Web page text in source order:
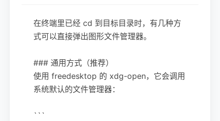
在终端里已经 cd 到目标目录时，有几种方
式可以直接弹出图形文件管理器。
### 通用方式（推荐）
使用 freedesktop 的 xdg-open，它会调用
系统默认的文件管理器：
```